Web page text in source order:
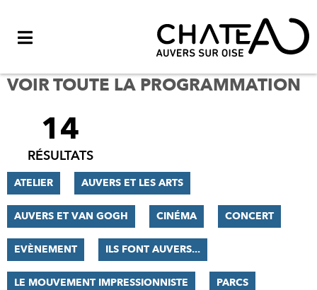
VOIR TOUTE LA PROGRAMMATION
FILTRER
RÉSULTATS
14
RÉSULTATS
ATELIER AUVERS ET LES ARTS
AUVERS ET VAN GOGH CINÉMA CONCERT
EVÈNEMENT ILS FONT AUVERS...
LE MOUVEMENT IMPRESSIONNISTE PARCS